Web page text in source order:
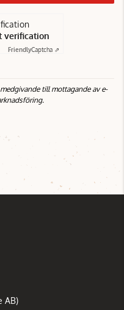
verification
FriendlyCaptcha ⇗
till mottagande av e-
AB)